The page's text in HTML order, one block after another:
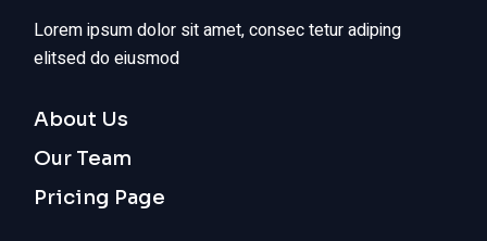
Lorem ipsum dolor sit amet, consec tetur adiping
elitsed do eiusmod
About Us
Our Team
Pricing Page